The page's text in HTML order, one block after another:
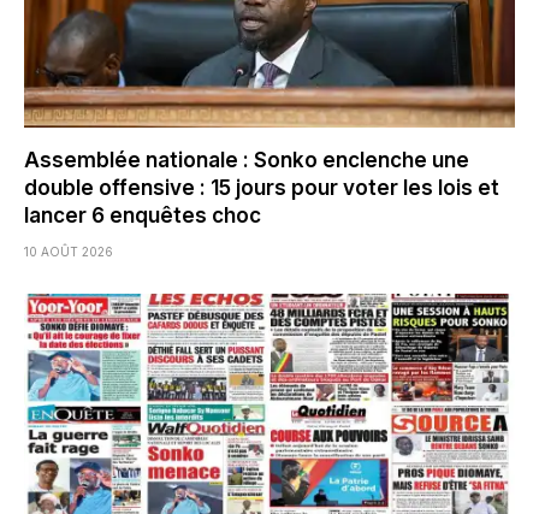
Assemblée nationale : Sonko enclenche une
double offensive : 15 jours pour voter les lois et
lancer 6 enquêtes choc
10 AOÛT 2026